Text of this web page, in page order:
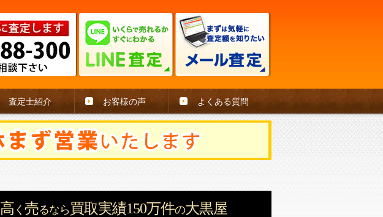
査定士紹介 お客様の声 よくある質問
高 く 売るなら買取実績150万件の大黒屋